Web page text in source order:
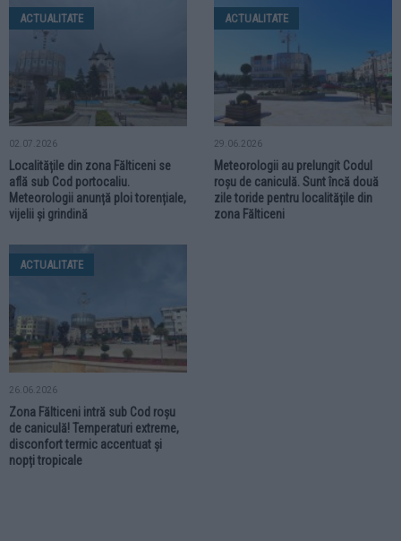
ACTUALITATE
02.07.2026
Localitățile din zona Fălticeni se
află sub Cod portocaliu.
Meteorologii anunță ploi torențiale,
vijelii și grindină
ACTUALITATE
29.06.2026
Meteorologii au prelungit Codul
roșu de caniculă. Sunt încă două
zile toride pentru localitățile din
zona Fălticeni
ACTUALITATE
26.06.2026
Zona Fălticeni intră sub Cod roșu
de caniculă! Temperaturi extreme,
disconfort termic accentuat și
nopți tropicale